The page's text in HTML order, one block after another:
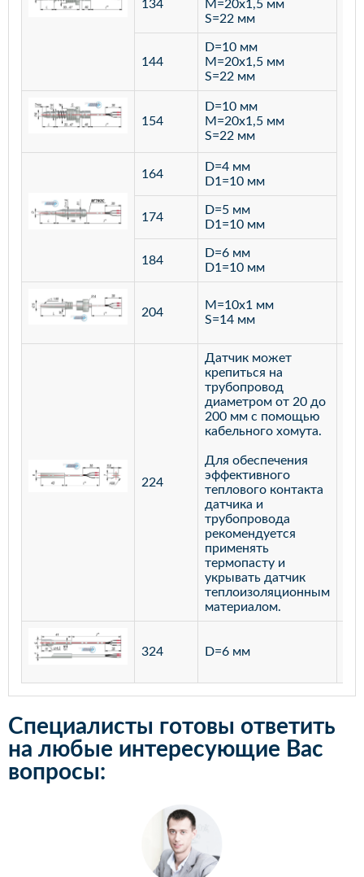
134
M=20х1,5 мм
S=22 мм
144
D=10 мм
M=20х1,5 мм
S=22 мм
154
D=10 мм
M=20х1,5 мм
S=22 мм
164
D=4 мм
D1=10 мм
174
D=5 мм
D1=10 мм
184
D=6 мм
D1=10 мм
204
M=10х1 мм
S=14 мм
224
Датчик может
крепиться на
трубопровод
диаметром от 20 до
200 мм с помощью
кабельного хомута.
Для обеспечения
эффективного
теплового контакта
датчика и
трубопровода
рекомендуется
применять
термопасту и
укрывать датчик
теплоизоляционным
материалом.
324 D=6 мм
Специалисты готовы ответить
на любые интересующие Вас
вопросы: